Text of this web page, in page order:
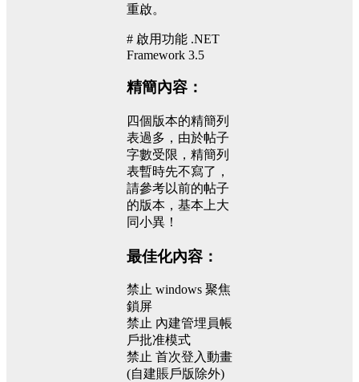
重啟。
# 啟用功能 .NET
Framework 3.5
精簡內容：
四個版本的精簡列
表過多，由於帖子
字數受限，精簡列
表暫時先不寫了，
請參考以前的帖子
的版本，基本上大
同小異！
最佳化內容：
禁止 windows 聚焦
鎖屏
禁止 內建管埋員帳
戶批准模式
禁止 首次登入動畫
(自建賬戶版除外)